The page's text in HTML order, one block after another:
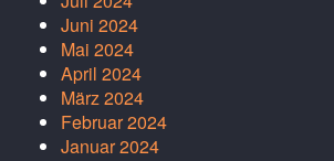
Juni 2024
Mai 2024
April 2024
März 2024
Februar 2024
Januar 2024